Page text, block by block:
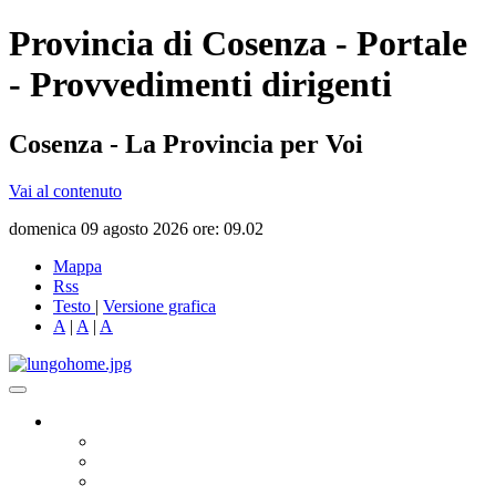
Provincia di Cosenza - Portale
- Provvedimenti dirigenti
Cosenza - La Provincia per Voi
Vai al contenuto
domenica 09 agosto 2026 ore: 09.02
Mappa
Rss
Testo | Versione grafica
A | A | A